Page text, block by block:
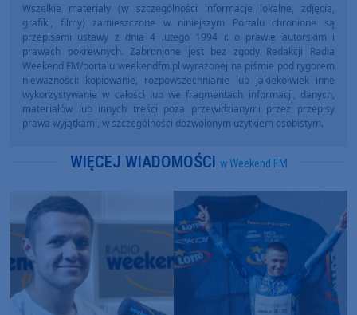
Wszelkie materiały (w szczególności informacje lokalne, zdjęcia,
grafiki, filmy) zamieszczone w niniejszym Portalu chronione są
przepisami ustawy z dnia 4 lutego 1994 r. o prawie autorskim i
prawach pokrewnych. Zabronione jest bez zgody Redakcji Radia
Weekend FM/portalu weekendfm.pl wyrażonej na piśmie pod rygorem
nieważności: kopiowanie, rozpowszechnianie lub jakiekolwiek inne
wykorzystywanie w całości lub we fragmentach informacji, danych,
materiałów lub innych treści poza przewidzianymi przez przepisy
prawa wyjątkami, w szczególności dozwolonym użytkiem osobistym.
WIĘCEJ WIADOMOŚCI w Weekend FM